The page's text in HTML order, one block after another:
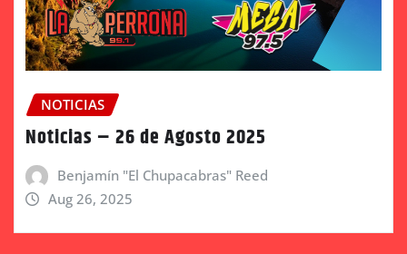
NOTICIAS
Noticias – 26 de Agosto 2025
Benjamín "El Chupacabras" Reed
Aug 26, 2025